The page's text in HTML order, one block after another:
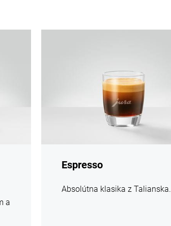
a
Espresso
Absolútna klasika z Talianska.